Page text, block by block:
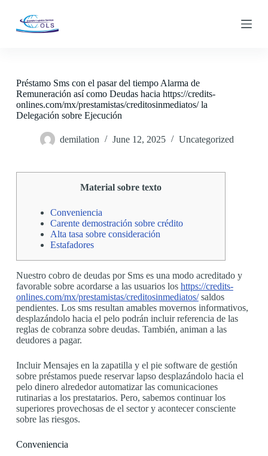
o
n
Préstamo Sms con el pasar del tiempo Alarma de
Remuneración así­ como Deudas hacia https://credits-
onlines.com/mx/prestamistas/creditosinmediatos/ la
Delegación sobre Ejecución
demilation June 12, 2025 Uncategorized
Material sobre texto
Conveniencia
Carente demostración sobre crédito
Alta tasa sobre consideración
Estafadores
Nuestro cobro de deudas por Sms es una modo acreditado y
favorable sobre acordarse a las usuarios los https://credits-
onlines.com/mx/prestamistas/creditosinmediatos/saldos
pendientes. Los sms resultan amables movernos informativos,
desplazándolo hacia el pelo podrán incluir referencia de las
reglas de cobranza sobre deudas. También, animan a las
deudores a pagar.
Incluir Mensajes en la zapatilla y el pie software de gestión
sobre préstamos puede reservar lapso desplazándolo hacia el
pelo dinero alrededor automatizar las comunicaciones
rutinarias a los prestatarios. Pero, sabemos continuar los
superiores provechosas de el sector y acontecer consciente
sobre las riesgos.
Conveniencia